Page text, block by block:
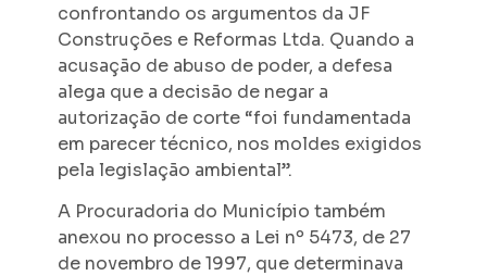
confrontando os argumentos da JF
Construções e Reformas Ltda. Quando a
acusação de abuso de poder, a defesa
alega que a decisão de negar a
autorização de corte “foi fundamentada
em parecer técnico, nos moldes exigidos
pela legislação ambiental”.
A Procuradoria do Município também
anexou no processo a Lei nº 5473, de 27
de novembro de 1997, que determinava